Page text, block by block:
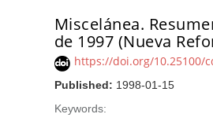
Miscelánea.
de 1997 (Nueva
https://doi.org/10.25100/
Published: 1998-01-15
Keywords: